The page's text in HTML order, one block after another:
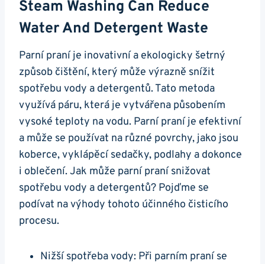
Steam Washing Can Reduce
Water And ‍Detergent Waste
Parní praní ​je inovativní a ekologicky šetrný
způsob čištění, který může výrazně snížit
spotřebu vody a‌ detergentů. Tato metoda
využívá páru, která je vytvářena působením
⁣vysoké teploty na vodu. Parní praní je efektivní
a ​může se používat na různé povrchy, ⁤jako jsou
koberce, vyklápěcí sedačky, podlahy a dokonce
i oblečení. Jak může parní praní⁣ snižovat
spotřebu vody a detergentů? Pojďme se
podívat na ‍výhody tohoto účinného čisticího
procesu.
Nižší‍ spotřeba vody: Při parním praní se